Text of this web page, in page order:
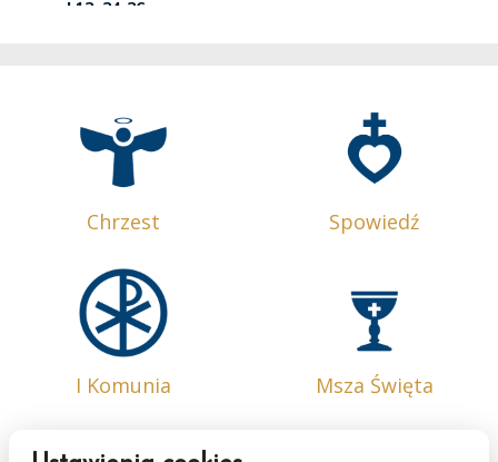
Chrzest Spowiedź
I Komunia Msza Święta